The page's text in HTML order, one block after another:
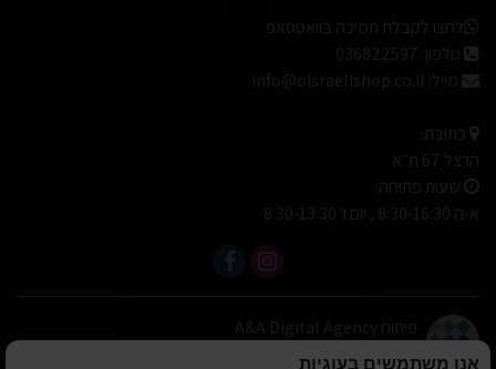
לחצו לקבלת תמיכה בוואטסאפ
טלפון: 036822597
מייל: info@oisraelishop.co.il
כתובת:
הרצל 67 ת״א
שעות פתיחה:
א-ה 8:30-16:30 , יום ו' 8:30-13:30
פיתוח A&A Digital Agency
מביתאלמיר מערכות תוכנה
אנו משתמשים בעוגיות